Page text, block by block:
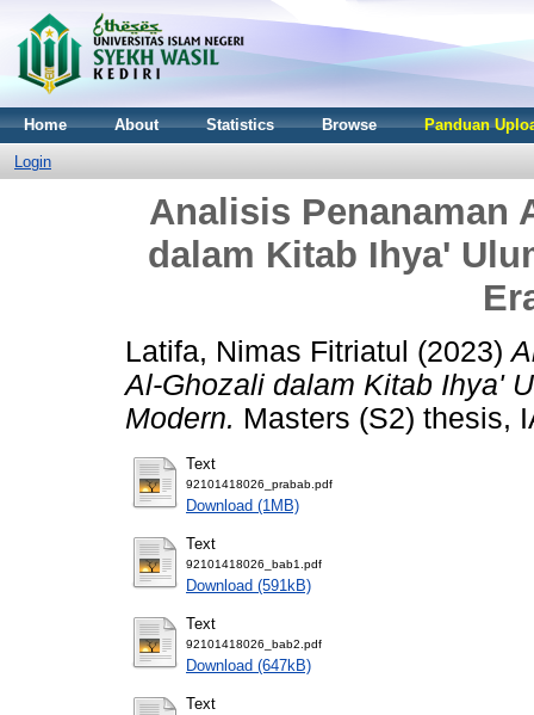
Home About Statistics Browse Panduan
Login
Analisis Penanaman
dalam Kitab Ihya'
Latifa, Nimas Fitriatul (2023)
Al-Ghozali dalam Kitab Ihya'
Modern. Masters (S2) thesis,
Text
92101418026_prabab.pdf
Download (1MB)
Text
92101418026_bab1.pdf
Download (591kB)
Text
92101418026_bab2.pdf
Download (647kB)
Text